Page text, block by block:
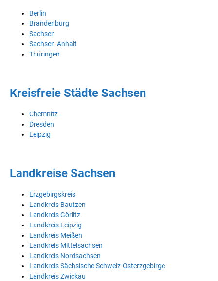
Berlin
Brandenburg
Sachsen
Sachsen-Anhalt
Thüringen
Kreisfreie Städte Sachsen
Chemnitz
Dresden
Leipzig
Landkreise Sachsen
Erzgebirgskreis
Landkreis Bautzen
Landkreis Görlitz
Landkreis Leipzig
Landkreis Meißen
Landkreis Mittelsachsen
Landkreis Nordsachsen
Landkreis Sächsische Schweiz-Osterzgebirge
Landkreis Zwickau